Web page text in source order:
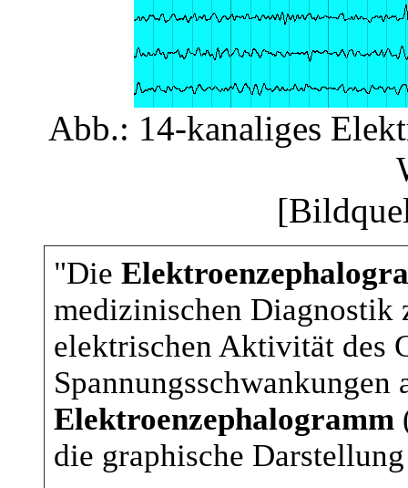
Abb.: 14-kanaliges
"Die
medizinischen Diagnostik
elektrischen Aktivität des
Elektroenzephalogramm
die graphische